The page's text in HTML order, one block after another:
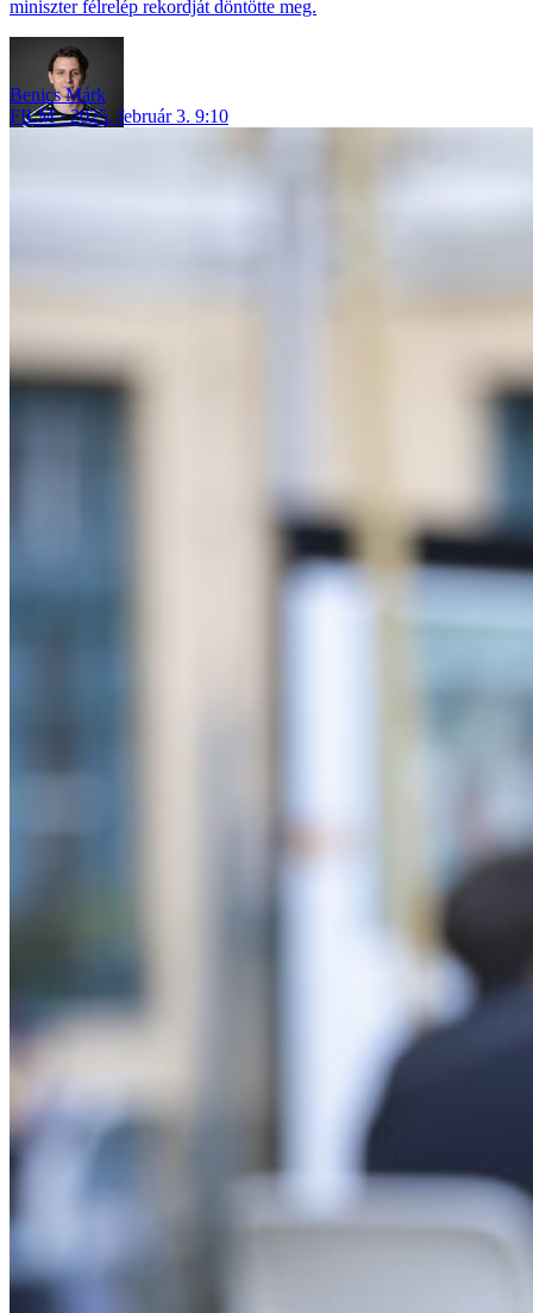
miniszter félrelép rekordját döntötte meg.
Benics Márk
FILM
2025. február 3. 9:10